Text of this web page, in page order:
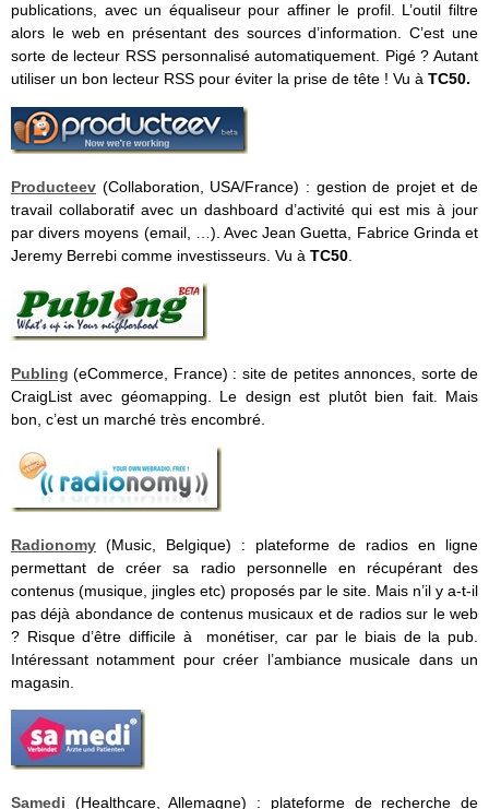
publications, avec un équaliseur pour affiner le profil. L’outil filtre
alors le web en présentant des sources d’information. C’est une
sorte de lecteur RSS personnalisé automatiquement. Pigé ? Autant
utiliser un bon lecteur RSS pour éviter la prise de tête ! Vu à TC50.
Producteev (Collaboration, USA/France) : gestion de projet et de
travail collaboratif avec un dashboard d’activité qui est mis à jour
par divers moyens (email, …). Avec Jean Guetta, Fabrice Grinda et
Jeremy Berrebi comme investisseurs. Vu à TC50
Publing (eCommerce, France) : site de petites annonces, sorte de
CraigList avec géomapping. Le design est plutôt bien fait. Mais
bon, c’est un marché très encombré.
Radionomy (Music, Belgique) : plateforme de radios en ligne
permettant de créer sa radio personnelle en récupérant des
contenus (musique, jingles etc) proposés par le site. Mais n’il y a-t-il
pas déjà abondance de contenus musicaux et de radios sur le web
? Risque d’être difficile à monétiser, car par le biais de la pub.
Intéressant notamment pour créer l’ambiance musicale dans un
magasin.
Samedi (Healthcare, Allemagne) : plateforme de recherche de